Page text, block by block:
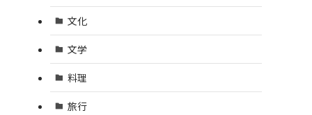
文化
文学
料理
旅行